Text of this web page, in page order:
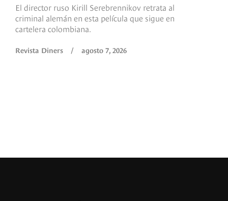
El director ruso Kirill Serebrennikov retrata al
criminal alemán en esta película que sigue en
cartelera colombiana.
Revista Diners / agosto 7, 2026